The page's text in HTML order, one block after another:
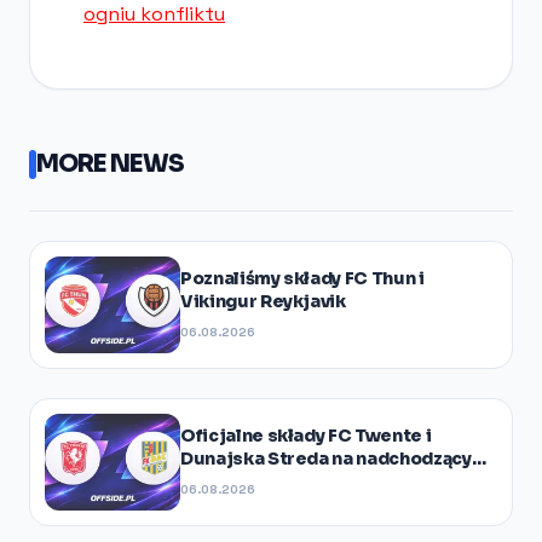
ogniu konfliktu
MORE NEWS
Poznaliśmy składy FC Thun i
Vikingur Reykjavik
06.08.2026
Oficjalne składy FC Twente i
Dunajska Streda na nadchodzący
mecz
06.08.2026